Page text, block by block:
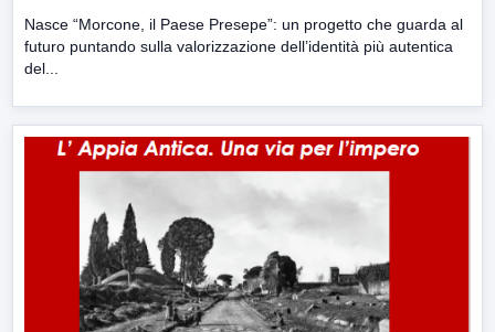
Nasce “Morcone, il Paese Presepe”: un progetto che guarda al
futuro puntando sulla valorizzazione dell’identità più autentica
del...